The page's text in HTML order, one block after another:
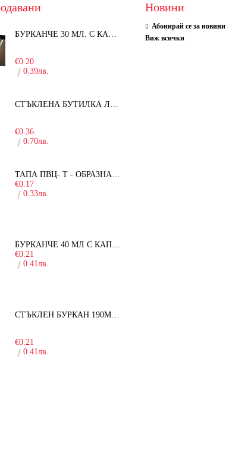
БУРКАНЧЕ 30 МЛ. С КАПАЧКА
€0.20
0.39лв.
СТЪКЛЕНА БУТИЛКА ЛЕЖЕРА 750 МЛ.
€0.36
0.70лв.
ТАПА ПВЦ- Т - ОБРАЗНА - 19ММ
€0.17
0.33лв.
БУРКАНЧЕ 40 МЛ С КАПАЧКА
€0.21
0.41лв.
СТЪКЛЕН БУРКАН 190МЛ ЗА ДЕТСКА КУХНЯ
€0.21
0.41лв.
Новини
Абонирай се за новини
Виж всички